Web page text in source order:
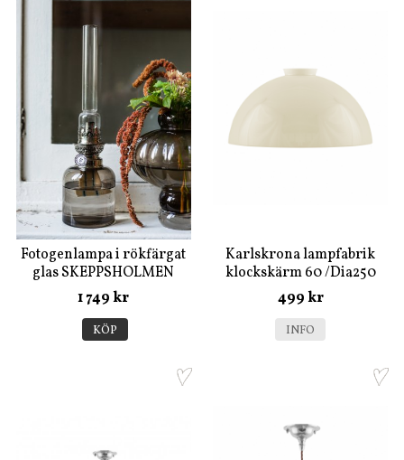
Fotogenlampa i rökfärgat
glas SKEPPSHOLMEN
1 749 kr
KÖP
Karlskrona lampfabrik
klockskärm 60 /Dia250
(Benvit)
499 kr
INFO